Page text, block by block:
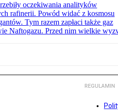
oczekiwania analityków
rafinerii. Powód widać z kosmosu
Tym razem zapłaci także gaz
Naftogazu. Przed nim wielkie
REGULAMIN